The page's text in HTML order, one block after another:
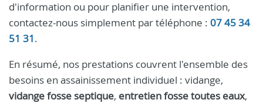
d'information ou pour planifier une intervention,
contactez-nous simplement par téléphone : 07 45 34
51 31.
En résumé, nos prestations couvrent l'ensemble des
besoins en assainissement individuel : vidange,
vidange fosse septique, entretien fosse toutes eaux,